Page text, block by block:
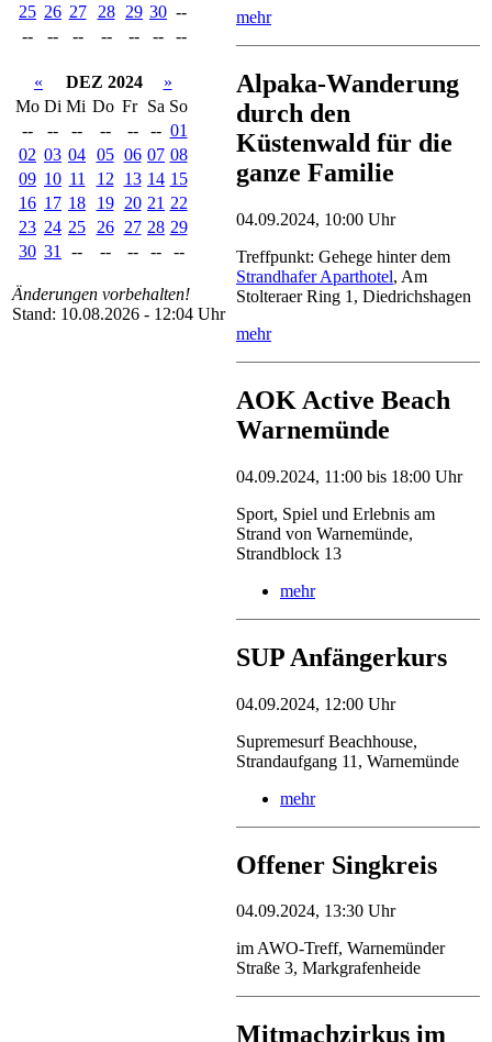
25 26 27 28 29 30 --
--
-- -- -- -- -- --
« DEZ 2024
»
Mo Di Mi Do Fr Sa So
--
-- -- -- -- -- 01
02 03 04 05 06 07 08
09 10 11 12 13 14 15
16 17 18 19 20 21 22
23 24 25 26 27 28 29
30 31 -- -- -- -- --
Änderungen vorbehalten!
Stand: 10.08.2026 - 12:04 Uhr
mehr
Alpaka-Wanderung
durch den
Küstenwald für die
ganze Familie
04.09.2024, 10:00 Uhr
Treffpunkt: Gehege hinter dem
Strandhafer Aparthotel, Am
Stolteraer Ring 1, Diedrichshagen
mehr
AOK Active Beach
Warnemünde
04.09.2024, 11:00 bis 18:00 Uhr
Sport, Spiel und Erlebnis am
Strand von Warnemünde,
Strandblock 13
mehr
SUP Anfängerkurs
04.09.2024, 12:00 Uhr
Supremesurf Beachhouse,
Strandaufgang 11, Warnemünde
mehr
Offener Singkreis
04.09.2024, 13:30 Uhr
im AWO-Treff, Warnemünder
Straße 3, Markgrafenheide
Mitmachzirkus im